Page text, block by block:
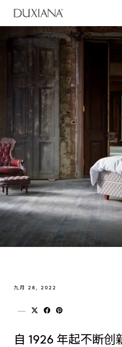
九月 28, 2022
分享到 x (twitter)
分享到 facebook
分享到 pinterest
自 1926 年起不断创